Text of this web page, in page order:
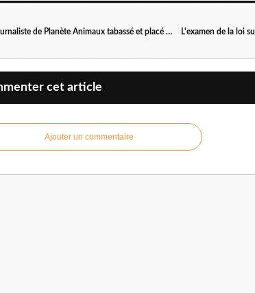
un journaliste de Planète Animaux tabassé et placé en garde à vue
cet article
Ajouter un commentaire